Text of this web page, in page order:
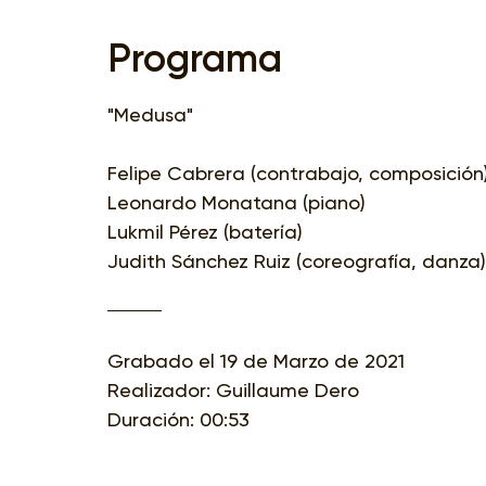
Programa
"Medusa"
Felipe Cabrera (contrabajo,
Leonardo Monatana (piano)
Lukmil Pérez (batería)
Judith Sánchez Ruiz (coreografía, danza)
Grabado el 19 de Marzo de 2021
Realizador: Guillaume Dero
Duración: 00:53